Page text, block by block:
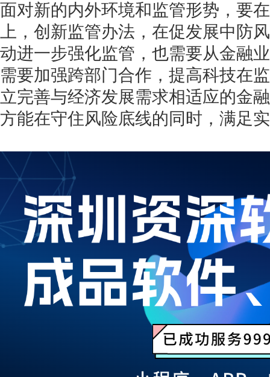
面对新的内外环境和监管形势，要
上，创新监管办法，在促发展中防
动进一步强化监管，也需要从金融
需要加强跨部门合作，提高科技在
立完善与经济发展需求相适应的金
方能在守住风险底线的同时，满足